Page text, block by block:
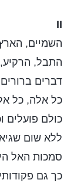
II
השמיים,
התבל,
דברים
כל אלה, כל
כולם פועלים
ללא שום
סמכות האל
כך גם